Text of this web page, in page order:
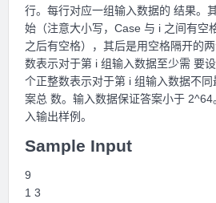
行。每行对应一组输入数据的 结果。
始（注意大小写，Case 与 i 之间有空
之后有空格），其后是用空格隔开的
数表示对于第 i 组输入数据至少需 要
个正整数表示对于第 i 组输入数据不
案总 数。输入数据保证答案小于
入输出样例。
Sample Input
9
1 3